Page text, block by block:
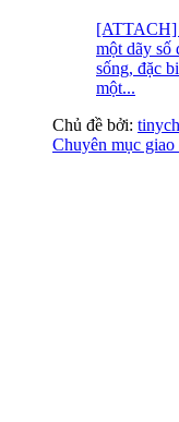
[ATTACH]
một dãy số
sống, đặc
một...
Chủ đề bởi:
Chuyên mục